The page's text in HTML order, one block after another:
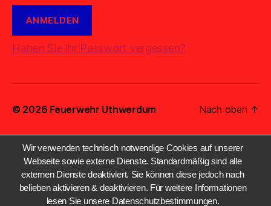
Haben Sie Ihr Passwort vergessen?
© 2026 Feuerwehr Uthwerdum Nach oben ↑
Wir verwenden technisch notwendige Cookies auf unserer
Webseite sowie externe Dienste. Standardmäßig sind alle
externen Dienste deaktiviert. Sie können diese jedoch nach
belieben aktivieren & deaktivieren. Für weitere Informationen
lesen Sie unsere Datenschutzbestimmungen.